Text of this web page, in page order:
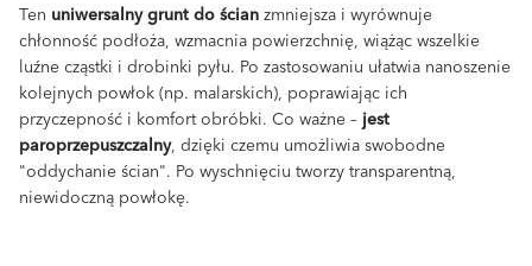
Ten uniwersalny grunt do ścianzmniejsza i wyrównuje
chłonność podłoża, wzmacnia powierzchnię, wiążąc wszelkie
luźne cząstki i drobinki pyłu. Po zastosowaniu ułatwia nanoszenie
kolejnych powłok (np. malarskich), poprawiając ich
przyczepność i komfort obróbki. Co ważne –jest
paroprzepuszczalny, dzięki czemu umożliwia swobodne
"oddychanie ścian". Po wyschnięciu tworzy transparentną,
niewidoczną powłokę.